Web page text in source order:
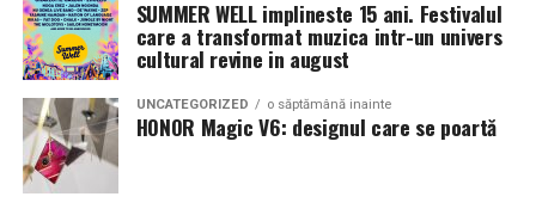
Romanita Events continuă astfel să fie o gazdă
importantă a momentelor speciale din Maramureș,
combinând experiența organizatorică cu capacitatea de
a transforma fiecare eveniment într-o amintire
deosebită pentru participanți.
latimea si aspectul flancului pot schimba complet felul
in care masina sta pe roti. O alegere inspirata poate
accentua liniile caroseriei si poate oferi un look
echilibrat, in timp ce o alegere gresita poate strica
proportiile, chiar daca restul masinii este bine realizat.
Anvelopele ca element vizual la show-uri auto
SUMMER WELL implineste 15 ani. Festivalul
care a transformat muzica intr-un univers
cultural revine in august
UNCATEGORIZED o săptămână inainte
HONOR Magic V6: designul care se poartă